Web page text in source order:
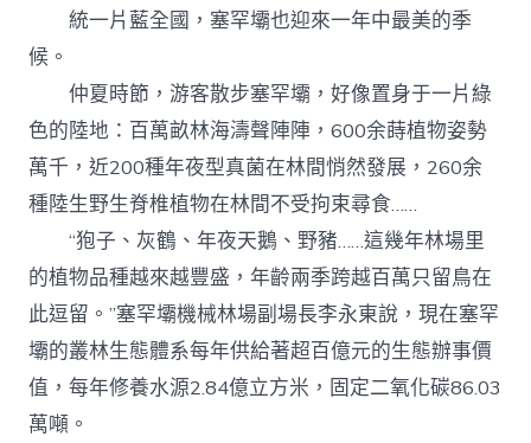
統一片藍全國，塞罕壩也迎來一年中最美的季
候。
仲夏時節，游客散步塞罕壩，好像置身于一片綠
色的陸地：百萬畝林海濤聲陣陣，600余蒔植物姿勢
萬千，近200種年夜型真菌在林間悄然發展，260余
種陸生野生脊椎植物在林間不受拘束尋食……
“狍子、灰鶴、年夜天鵝、野豬……這幾年林場里
的植物品種越來越豐盛，年齡兩季跨越百萬只留鳥在
此逗留。”塞罕壩機械林場副場長李永東說，現在塞罕
壩的叢林生態體系每年供給著超百億元的生態辦事價
值，每年修養水源2.84億立方米，固定二氧化碳86.03
萬噸。